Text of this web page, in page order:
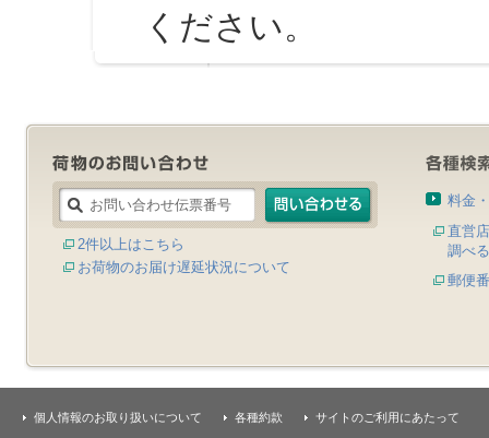
ください。
2件以上はこちら
お荷物のお届け遅延状況について
料金
直営
調べる
郵便
個人情報のお取り扱いについて 各種約款 サイトのご利用にあたって